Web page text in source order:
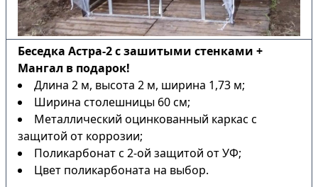
Беседка Астра-2 с зашитыми стенками +
Мангал в подарок!
Длина 2 м, высота 2 м, ширина 1,73 м;
Ширина столешницы 60 см;
Металлический оцинкованный каркас с
защитой от коррозии;
Поликарбонат с 2-ой защитой от УФ;
Цвет поликарбоната на выбор.